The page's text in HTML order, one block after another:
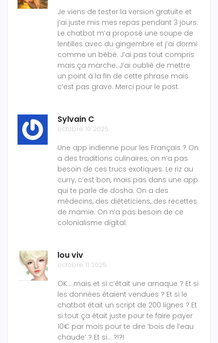
Je viens de tester la version gratuite et
j’ai juste mis mes repas pendant 3 jours.
Le chatbot m’a proposé une soupe de
lentilles avec du gingembre et j’ai dormi
comme un bébé. J’ai pas tout compris
mais ça marche. J’ai oublié de mettre
un point à la fin de cette phrase mais
c’est pas grave. Merci pour le post.
Sylvain C
octobre 10 2025
Une app indienne pour les Français ? On
a des traditions culinaires, on n’a pas
besoin de ces trucs exotiques. Le riz au
curry, c’est bon, mais pas dans une app
qui te parle de dosha. On a des
médecins, des diététiciens, des recettes
de mamie. On n’a pas besoin de ce
colonialisme digital.
lou viv
octobre 11 2025
OK… mais et si c’était une arnaque ? Et si
les données étaient vendues ? Et si le
chatbot était un script de 200 lignes ? Et
si tout ça était juste pour te faire payer
10€ par mois pour te dire ‘bois de l’eau
chaude’ ? Et si… ?!?!